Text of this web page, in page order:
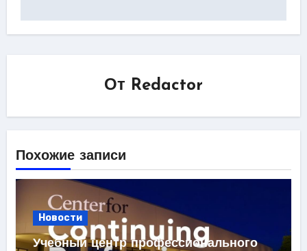
От Redactor
Похожие записи
Новости
Учебный центр профессионального